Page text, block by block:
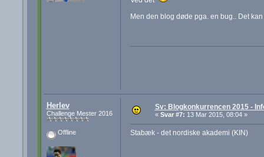
Men den blog døde pga. en bug.. Det
Herlev
Challenge Mester 2016
Offline
Sv: Blogkonkurrencen 2015 -
« Svar #7: 13 Mar 2015, 08:04 »
Stabæk - det nordiske akademi (KIN)